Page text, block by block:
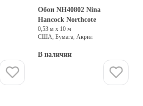
Обои NH40802 Nina
Hancock Northcote
0,53 м х 10 м
США, Бумага, Акрил
В наличии